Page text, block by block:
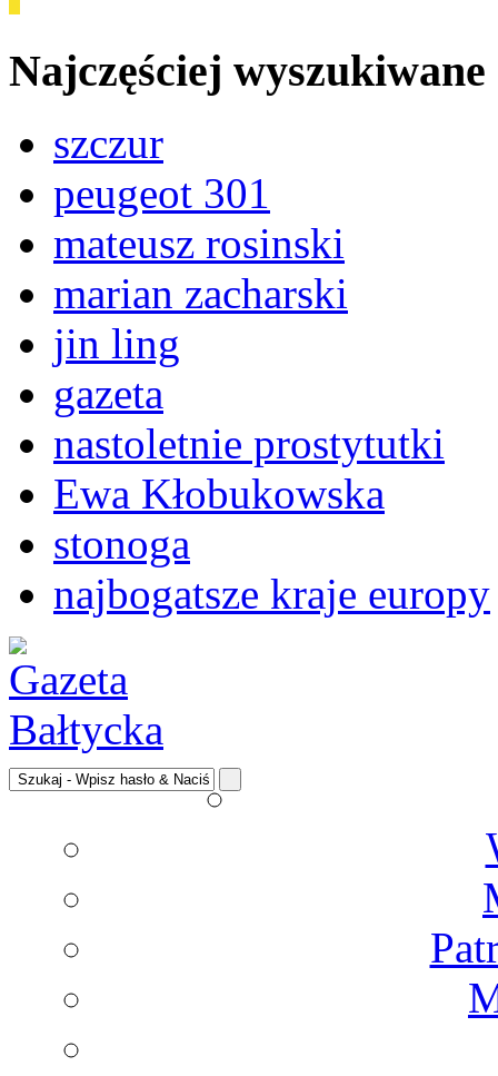
Najczęściej wyszukiwane
szczur
peugeot 301
mateusz rosinski
marian zacharski
jin ling
gazeta
nastoletnie prostytutki
Ewa Kłobukowska
stonoga
najbogatsze kraje europy